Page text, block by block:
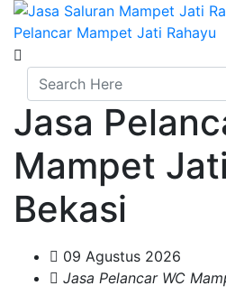
Jasa
Mampet
Bekasi
09 Agustus 2026
Jasa Pelancar WC